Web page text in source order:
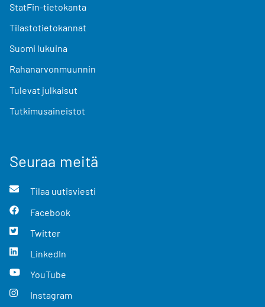
StatFin-tietokanta
Tilastotietokannat
Suomi lukuina
Rahanarvonmuunnin
Tulevat julkaisut
Tutkimusaineistot
Seuraa meitä
Tilaa uutisviesti
Facebook
Twitter
LinkedIn
YouTube
Instagram